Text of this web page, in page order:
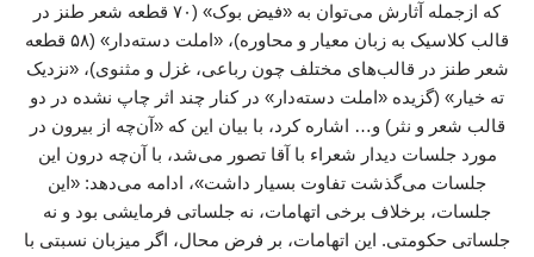
که ازجمله آثارش می‌توان به «فیض بوک» (۷۰ قطعه شعر طنز در
قالب کلاسیک به زبان معیار و محاوره‌)، «املت دسته‌دار» (۵۸ قطعه
شعر طنز در قالب‌های مختلف چون رباعی، غزل و مثنوی)، «نزدیک
ته خیار» (گزیده «املت ‌دسته‌دار» در کنار چند اثر چاپ ‌نشده در دو
قالب شعر و نثر) و… اشاره کرد، با بیان این که «آن‌چه از بیرون در
مورد جلسات دیدار شعراء با آقا تصور می‌شد، با آن‌چه درون این
جلسات می‌گذشت تفاوت بسیار داشت»، ادامه می‌دهد: «این
جلسات، برخلاف برخی اتهامات، نه جلساتی فرمایشی بود و نه
جلساتی حکومتی. این اتهامات، بر فرض محال، اگر میزبان نسبتی با